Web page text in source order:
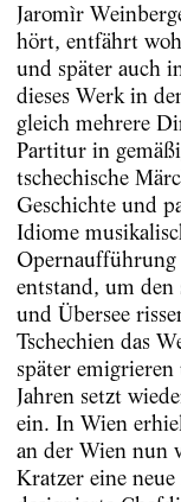
Jaromìr
hört, entfährt
und später auch
dieses Werk in
gleich mehrere
Partitur in
tschechische
Geschichte und
Idiome
Opernaufführung
entstand, um
und Übersee
Tschechien das
später
Jahren setzt
ein. In Wien
an der Wien nun
Kratzer eine